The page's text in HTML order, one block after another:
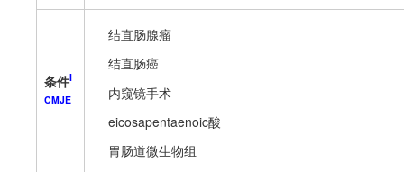
条件I
CMJE
结直肠腺瘤
结直肠癌
内窥镜手术
eicosapentaenoic酸
胃肠道微生物组